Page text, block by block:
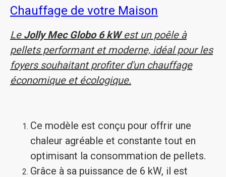
Chauffage de votre Maison
Le Jolly Mec Globo 6 kWest un poêle à
pellets performant et moderne, idéal pour les
foyers souhaitant profiter d'un chauffage
économique et écologique.
Ce modèle est conçu pour offrir une
chaleur agréable et constante tout en
optimisant la consommation de pellets.
Grâce à sa puissance de 6 kW, il est